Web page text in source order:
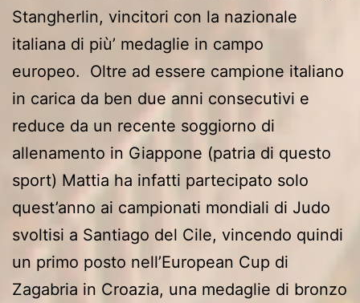
Stangherlin, vincitori con la nazionale
italiana di più’ medaglie in campo
europeo. Oltre ad essere campione italiano
in carica da ben due anni consecutivi e
reduce da un recente soggiorno di
allenamento in Giappone (patria di questo
sport) Mattia ha infatti partecipato solo
quest’anno ai campionati mondiali di Judo
svoltisi a Santiago del Cile, vincendo quindi
un primo posto nell’European Cup di
Zagabria in Croazia, una medaglie di bronzo